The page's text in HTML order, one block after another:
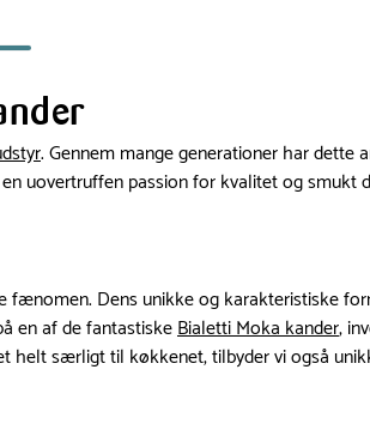
. Gennem mange generationer har
uovertruffen passion for kvalitet og smukt
fænomen. Dens unikke og karakteristiske
en af de fantastiskeBialetti Moka kander,
helt særligt til køkkenet, tilbyder vi også